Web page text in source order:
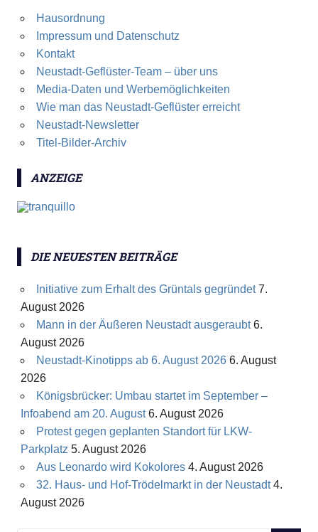
Hausordnung
Impressum und Datenschutz
Kontakt
Neustadt-Geflüster-Team – über uns
Media-Daten und Werbemöglichkeiten
Wie man das Neustadt-Geflüster erreicht
Neustadt-Newsletter
Titel-Bilder-Archiv
ANZEIGE
DIE NEUESTEN BEITRÄGE
Initiative zum Erhalt des Grüntals gegründet 7.
August 2026
Mann in der Äußeren Neustadt ausgeraubt 6.
August 2026
Neustadt-Kinotipps ab 6. August 2026 6. August
2026
Königsbrücker: Umbau startet im September –
Infoabend am 20. August 6. August 2026
Protest gegen geplanten Standort für LKW-
Parkplatz 5. August 2026
Aus Leonardo wird Kokolores 4. August 2026
32. Haus- und Hof-Trödelmarkt in der Neustadt 4.
August 2026